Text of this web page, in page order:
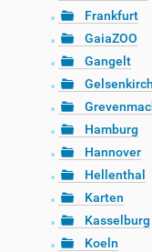
Frankfurt
GaiaZOO
Gangelt
Hamburg
Hannover
Hellenthal
Karten
Kasselburg
Koeln